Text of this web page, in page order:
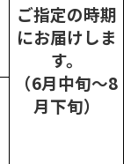
ご指定の時期
にお届けしま
す。
（6月中旬～8
月下旬）